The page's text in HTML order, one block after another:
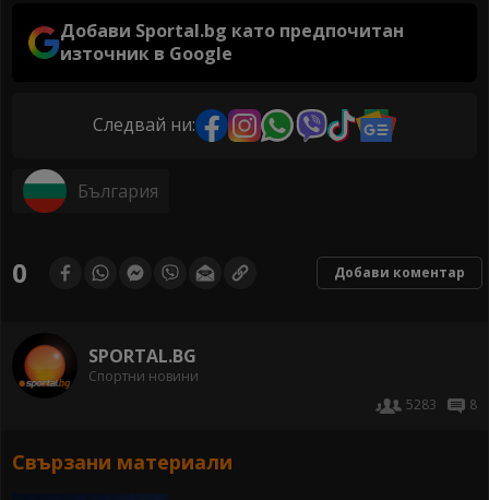
Добави Sportal.bg като предпочитан
източник в Google
Следвай ни:
България
0 Добави коментар
SPORTAL.BG
Спортни новини
5283
8
Свързани материали